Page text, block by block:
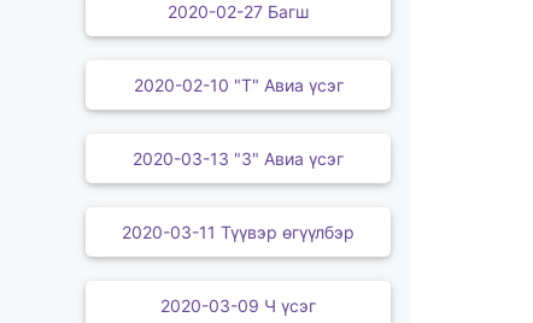
2020-02-27 Багш
2020-02-10 "Т" Авиа үсэг
2020-03-13 "З" Авиа үсэг
2020-03-11 Түүвэр өгүүлбэр
2020-03-09 Ч үсэг